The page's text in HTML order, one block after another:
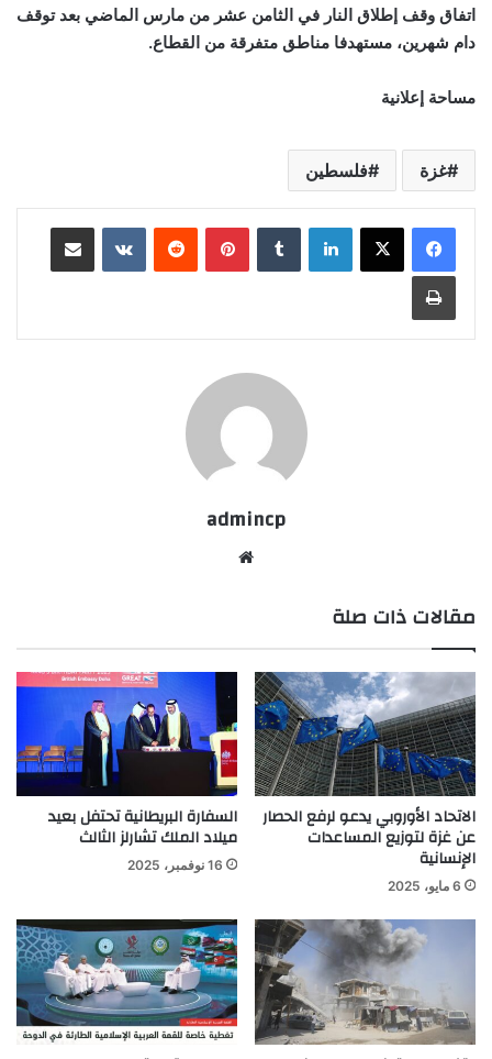
اتفاق وقف إطلاق النار في الثامن عشر من مارس الماضي بعد توقف
دام شهرين، مستهدفا مناطق متفرقة من القطاع.
مساحة إعلانية
غزة فلسطين
لينكدإن بينتيريست ‏VKontakte
admincp
مقالات ذات صلة
الاتحاد الأوروبي يدعو لرفع الحصار
عن غزة لتوزيع المساعدات
الإنسانية
6 مايو، 2025
السفارة البريطانية تحتفل بعيد
ميلاد الملك تشارلز الثالث
16 نوفمبر، 2025